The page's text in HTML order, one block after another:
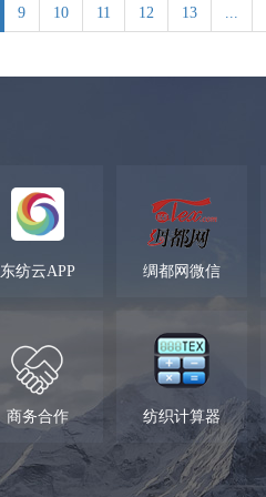
9 10 11 12 13 ...
东纺云APP 绸都网微信
商务合作 纺织计算器